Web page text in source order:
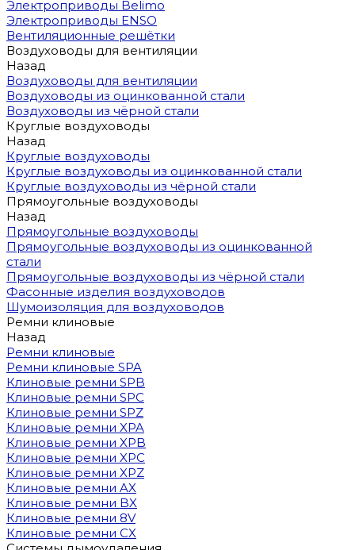
Электроприводы Belimo
Электроприводы ENSO
Вентиляционные решётки
Воздуховоды для вентиляции
Назад
Воздуховоды для вентиляции
Воздуховоды из оцинкованной стали
Воздуховоды из чёрной стали
Круглые воздуховоды
Назад
Круглые воздуховоды
Круглые воздуховоды из оцинкованной стали
Круглые воздуховоды из чёрной стали
Прямоугольные воздуховоды
Назад
Прямоугольные воздуховоды
Прямоугольные воздуховоды из оцинкованной
стали
Прямоугольные воздуховоды из чёрной стали
Фасонные изделия воздуховодов
Шумоизоляция для воздуховодов
Ремни клиновые
Назад
Ремни клиновые
Ремни клиновые SPA
Клиновые ремни SPB
Клиновые ремни SPC
Клиновые ремни SPZ
Клиновые ремни XPA
Клиновые ремни XPB
Клиновые ремни XPC
Клиновые ремни XPZ
Клиновые ремни AX
Клиновые ремни BX
Клиновые ремни 8V
Клиновые ремни CX